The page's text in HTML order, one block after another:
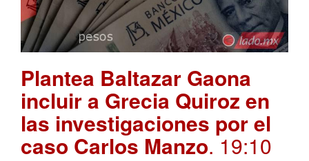
Plantea Baltazar Gaona
incluir a Grecia Quiroz en
las investigaciones por el
caso Carlos Manzo. 19:10